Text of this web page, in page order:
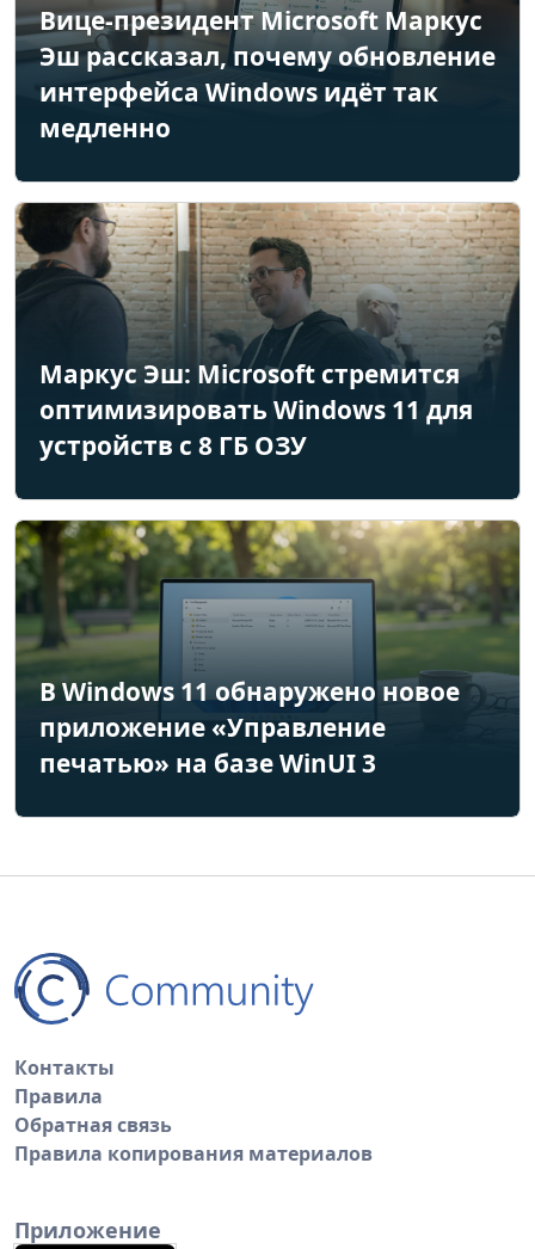
Вице-президент Microsoft Маркус
Эш рассказал, почему обновление
интерфейса Windows идёт так
медленно
Маркус Эш: Microsoft стремится
оптимизировать Windows 11 для
устройств с 8 ГБ ОЗУ
В Windows 11 обнаружено новое
приложение «Управление
печатью» на базе WinUI 3
Контакты
Правила
Обратная связь
Правила копирования материалов
Приложение